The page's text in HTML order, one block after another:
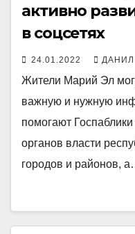
активно
в соцсетях
24.01.2022
Жители Марий Эл
важную и нужную
помогают
органов власти
городов и районов,